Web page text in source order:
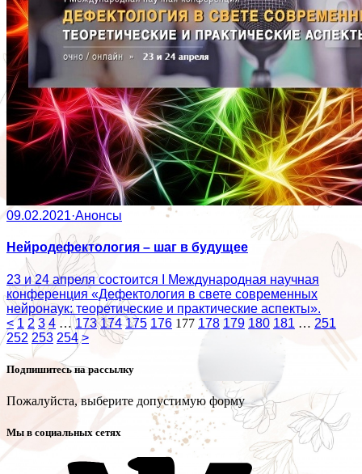
09.02.2021·Анонсы
Нейродефектология – шаг в будущее
23 и 24 апреля состоится I Международная научная
конференция «Дефектология в свете современных
нейронаук: теоретические и практические аспекты».
< 1 2 3 4 … 173 174 175 176 177 178 179 180 181 … 251
252 253 254 >
Подпишитесь на рассылку
Пожалуйста, выберите допустимую форму
Мы в социальных сетях